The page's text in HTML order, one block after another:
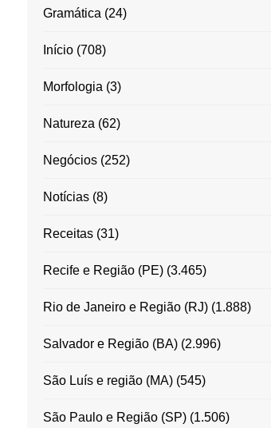
Gramática (24)
Início(708)
Morfologia (3)
Natureza (62)
Negócios(252)
Notícias(8)
Receitas(31)
Recife e Região (PE)(3.465)
Rio de Janeiro e Região (RJ)(1.888)
Salvador e Região (BA)(2.996)
São Luís e região (MA)(545)
São Paulo e Região (SP)(1.506)